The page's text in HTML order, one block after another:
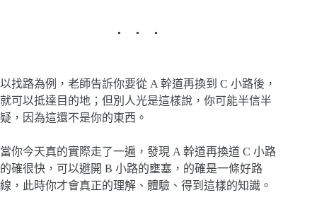
以找路為例，老師告訴你要從 A 幹道再換到 C 小路後，
就可以抵達目的地；但別人光是這樣說，你可能半信半
疑，因為這還不是你的東西。
當你今天真的實際走了一遍，發現 A 幹道再換道 C 小路
的確很快，可以避開 B 小路的壅塞，的確是一條好路
線，此時你才會真正的理解、體驗、得到這樣的知識。